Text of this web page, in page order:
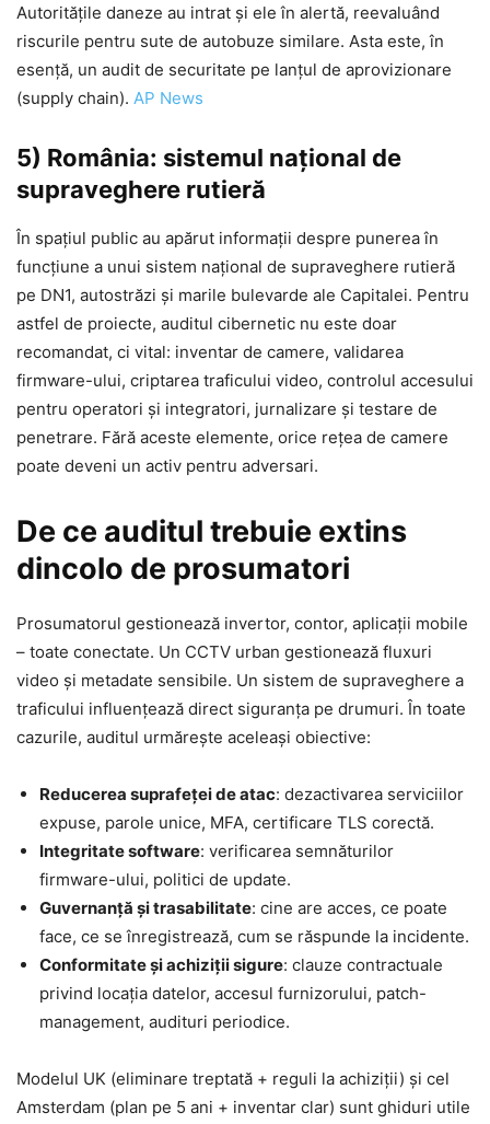
Autoritățile daneze au intrat și ele în alertă, reevaluând
riscurile pentru sute de autobuze similare. Asta este, în
esență, un audit de securitate pe lanțul de aprovizionare
(supply chain). AP News
5) România: sistemul național de
supraveghere rutieră
În spațiul public au apărut informații despre punerea în
funcțiune a unui sistem național de supraveghere rutieră
pe DN1, autostrăzi și marile bulevarde ale Capitalei. Pentru
astfel de proiecte, auditul cibernetic nu este doar
recomandat, ci vital: inventar de camere, validarea
firmware-ului, criptarea traficului video, controlul accesului
pentru operatori și integratori, jurnalizare și testare de
penetrare. Fără aceste elemente, orice rețea de camere
poate deveni un activ pentru adversari.
De ce auditul trebuie extins
dincolo de prosumatori
Prosumatorul gestionează invertor, contor, aplicații mobile
– toate conectate. Un CCTV urban gestionează fluxuri
video și metadate sensibile. Un sistem de supraveghere a
traficului influențează direct siguranța pe drumuri. În toate
cazurile, auditul urmărește aceleași obiective:
Reducerea suprafeței de atac: dezactivarea serviciilor
expuse, parole unice, MFA, certificare TLS corectă.
Integritate software: verificarea semnăturilor
firmware-ului, politici de update.
Guvernanță și trasabilitate: cine are acces, ce poate
face, ce se înregistrează, cum se răspunde la incidente.
Conformitate și achiziții sigure: clauze contractuale
privind locația datelor, accesul furnizorului, patch-
management, audituri periodice.
Modelul UK (eliminare treptată + reguli la achiziții) și cel
Amsterdam (plan pe 5 ani + inventar clar) sunt ghiduri utile